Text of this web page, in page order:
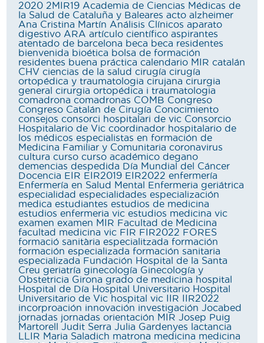
2020 2MIR19 Academia de Ciencias Médicas de
la Salud de Cataluña y Baleares acto alzheimer
Ana Cristina Martín Análisis Clínicos aparato
digestivo ARA artículo científico aspirantes
atentado de barcelona beca beca residentes
bienvenida bioética bolsa de formación
residentes buena práctica calendario MIR catalán
CHV ciencias de la salud cirugía cirugía
ortopédica y traumatologia cirujana cirurgia
general
cirurgia ortopédica i traumatologia
comadrona comadronas COMB Congreso
Congreso Catalán de Cirugía Conocimiento
consejos consorci hospitalari de vic Consorcio
Hospitalario de Vic coordinador hospitalario de
los médicos especialistas en formación de
Medicina Familiar y Comunitaria coronavirus
cultura curso curso académico degano
demencias despedida Día Mundial del Cáncer
Docencia EIR EIR2019 EIR2022 enfermería
Enfermería en Salud Mental
Enfermeria geriátrica
especialidad especialidades especialización
medica estudiantes estudios de medicina
estudios enfermeria vic estudios medicina vic
examen examen MIR Facultad de Medicina
facultad medicina vic FIR FIR2022 FORES
formació sanitària especialitzada formación
formación especializada formación sanitaria
especializada Fundación Hospital de la Santa
Creu geriatría ginecología Ginecología y
Obstetricia Girona grado de medicina hospital
Hospital de Día Hospital Universitario Hospital
Universitario de Vic hospital vic IIR
IIR2022
incorproación innovación investigación Jocabed
jornadas jornadas orientación MIR Josep Puig
Martorell
Judit Serra Julia Gardenyes
lactancia
LLIR Maria Saladich matrona medicina medicina